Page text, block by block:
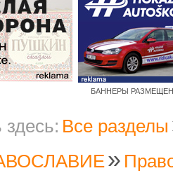
БАННЕРЫ РАЗМЕЩЕНЫ
Все разделы
»